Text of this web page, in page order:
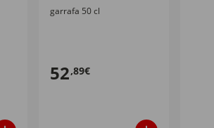
garrafa 50 cl
52,89€